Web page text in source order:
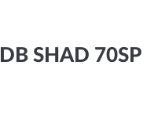
SHAD 70SP